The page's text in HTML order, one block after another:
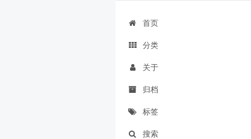
首页
分类
关于
归档
标签
搜索